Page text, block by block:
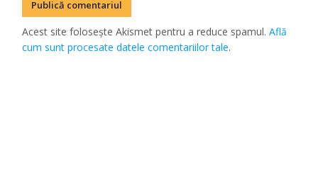
Acest site folosește Akismet pentru a reduce spamul.Află
cum sunt procesate datele comentariilor tale.